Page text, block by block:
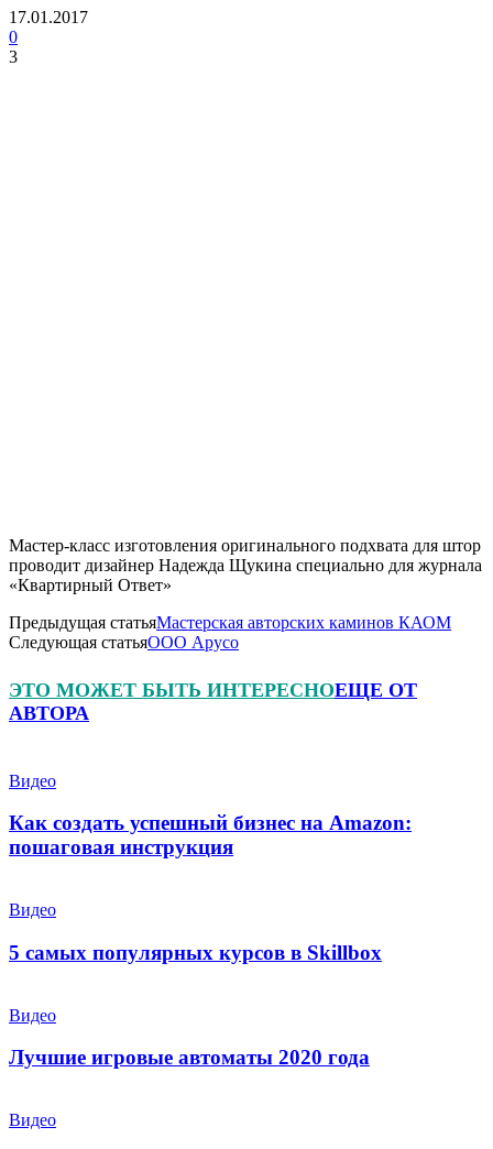
17.01.2017
0
3
Мастер-класс изготовления оригинального подхвата для штор
проводит дизайнер Надежда Щукина специально для журнала
«Квартирный Ответ»
Предыдущая статьяМастерская авторских каминов КАОМ
Следующая статьяООО Арусо
ЭТО МОЖЕТ БЫТЬ ИНТЕРЕСНОЕЩЕ ОТ
АВТОРА
Видео
Как создать успешный бизнес на Amazon:
пошаговая инструкция
Видео
5 самых популярных курсов в Skillbox
Видео
Лучшие игровые автоматы 2020 года
Видео